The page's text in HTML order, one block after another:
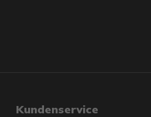
Kundenservice